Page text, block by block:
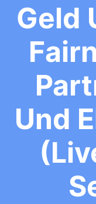
Geld
Und